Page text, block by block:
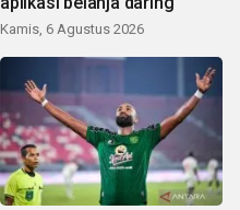
Kamis, 6 Agustus 2026